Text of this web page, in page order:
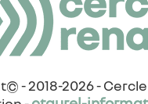
- 2018-2026 -